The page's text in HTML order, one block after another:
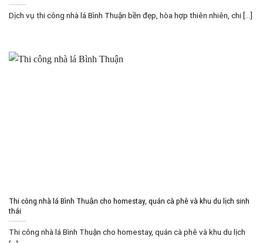
Dịch vụ thi công nhà lá Bình Thuận bền đẹp, hòa hợp thiên nhiên, chi [...]
Thi công nhà lá Bình Thuận cho homestay, quán cà phê và khu du lịch sinh
thái
Thi công nhà lá Bình Thuận cho homestay, quán cà phê và khu du lịch